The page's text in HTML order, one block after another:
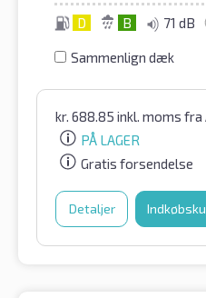
D B 71 dB
Sammenlign dæk
kr. 688.85 inkl. moms fra
PÅ LAGER
Gratis forsendelse
Detaljer